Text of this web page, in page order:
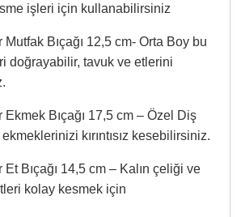
işleri için kullanabilirsiniz
Bıçağı 12,5 cm- Orta Boy bu
doğrayabilir, tavuk ve etlerini
Bıçağı 17,5 cm – Özel Diş
kırıntısız kesebilirsiniz.
Bıçağı 14,5 cm – Kalın çeliği ve
kolay kesmek için